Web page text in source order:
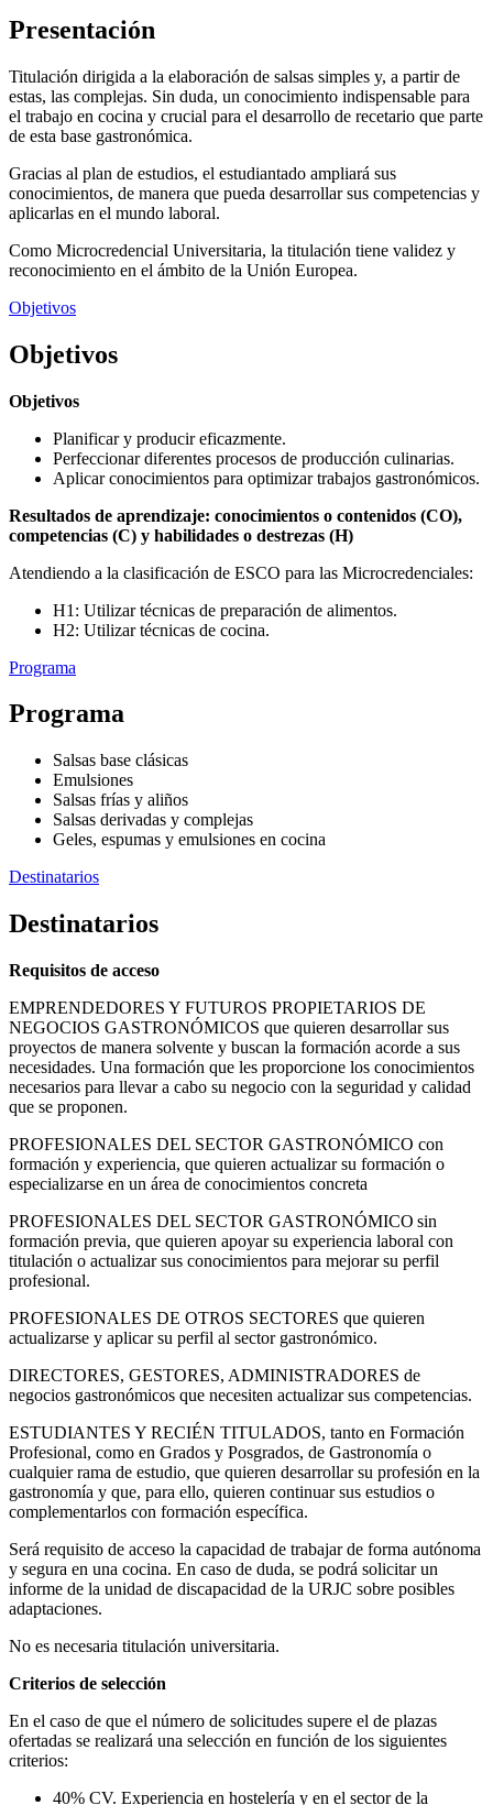
Presentación
Titulación dirigida a la elaboración de salsas simples y, a partir de
estas, las complejas. Sin duda, un conocimiento indispensable para
el trabajo en cocina y crucial para el desarrollo de recetario que parte
de esta base gastronómica.
Gracias al plan de estudios, el estudiantado ampliará sus
conocimientos, de manera que pueda desarrollar sus competencias y
aplicarlas en el mundo laboral.
Como Microcredencial Universitaria, la titulación tiene validez y
reconocimiento en el ámbito de la Unión Europea.
Objetivos
Objetivos
Objetivos
Planificar y producir eficazmente.
Perfeccionar diferentes procesos de producción culinarias.
Aplicar conocimientos para optimizar trabajos gastronómicos.
Resultados de aprendizaje: conocimientos o contenidos (CO),
competencias (C) y habilidades o destrezas (H)
Atendiendo a la clasificación de ESCO para las Microcredenciales:
H1: Utilizar técnicas de preparación de alimentos.
H2: Utilizar técnicas de cocina.
Programa
Programa
Salsas base clásicas
Emulsiones
Salsas frías y aliños
Salsas derivadas y complejas
Geles, espumas y emulsiones en cocina
Destinatarios
Destinatarios
Requisitos de acceso
EMPRENDEDORES Y FUTUROS PROPIETARIOS DE
NEGOCIOS GASTRONÓMICOS que quieren desarrollar sus
proyectos de manera solvente y buscan la formación acorde a sus
necesidades. Una formación que les proporcione los conocimientos
necesarios para llevar a cabo su negocio con la seguridad y calidad
que se proponen.
PROFESIONALES DEL SECTOR GASTRONÓMICO con
formación y experiencia, que quieren actualizar su formación o
especializarse en un área de conocimientos concreta
PROFESIONALES DEL SECTOR GASTRONÓMICO sin
formación previa, que quieren apoyar su experiencia laboral con
titulación o actualizar sus conocimientos para mejorar su perfil
profesional.
PROFESIONALES DE OTROS SECTORES que quieren
actualizarse y aplicar su perfil al sector gastronómico.
DIRECTORES, GESTORES, ADMINISTRADORES de
negocios gastronómicos que necesiten actualizar sus competencias.
ESTUDIANTES Y RECIÉN TITULADOS, tanto en Formación
Profesional, como en Grados y Posgrados, de Gastronomía o
cualquier rama de estudio, que quieren desarrollar su profesión en la
gastronomía y que, para ello, quieren continuar sus estudios o
complementarlos con formación específica.
Será requisito de acceso la capacidad de trabajar de forma autónoma
y segura en una cocina. En caso de duda, se podrá solicitar un
informe de la unidad de discapacidad de la URJC sobre posibles
adaptaciones.
No es necesaria titulación universitaria.
Criterios de selección
En el caso de que el número de solicitudes supere el de plazas
ofertadas se realizará una selección en función de los siguientes
criterios:
40% CV. Experiencia en hostelería y en el sector de la